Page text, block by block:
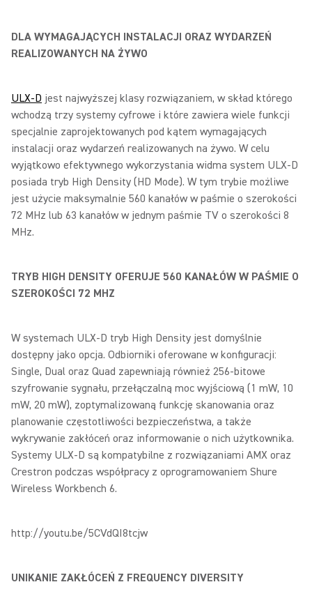
DLA WYMAGAJĄCYCH INSTALACJI ORAZ WYDARZEŃ
REALIZOWANYCH NA ŻYWO
ULX-D jest najwyższej klasy rozwiązaniem, w skład którego
wchodzą trzy systemy cyfrowe i które zawiera wiele funkcji
specjalnie zaprojektowanych pod kątem wymagających
instalacji oraz wydarzeń realizowanych na żywo. W celu
wyjątkowo efektywnego wykorzystania widma system ULX-D
posiada tryb High Density (HD Mode). W tym trybie możliwe
jest użycie maksymalnie 560 kanałów w paśmie o szerokości
72 MHz lub 63 kanałów w jednym paśmie TV o szerokości 8
MHz.
TRYB HIGH DENSITY OFERUJE 560 KANAŁÓW W PAŚMIE O
SZEROKOŚCI 72 MHZ
W systemach ULX-D tryb High Density jest domyślnie
dostępny jako opcja. Odbiorniki oferowane w konfiguracji:
Single, Dual oraz Quad zapewniają również 256-bitowe
szyfrowanie sygnału, przełączalną moc wyjściową (1 mW, 10
mW, 20 mW), zoptymalizowaną funkcję skanowania oraz
planowanie częstotliwości bezpieczeństwa, a także
wykrywanie zakłóceń oraz informowanie o nich użytkownika.
Systemy ULX-D są kompatybilne z rozwiązaniami AMX oraz
Crestron podczas współpracy z oprogramowaniem Shure
Wireless Workbench 6.
http://youtu.be/5CVdQI8tcjw
UNIKANIE ZAKŁÓCEŃ Z FREQUENCY DIVERSITY